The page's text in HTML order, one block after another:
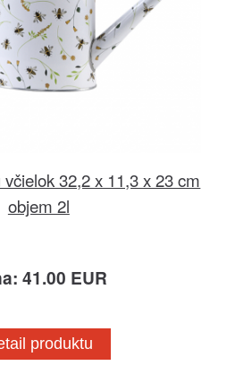
32,2 x 11,3 x 23 cm
objem 2l
41.00 EUR
produktu